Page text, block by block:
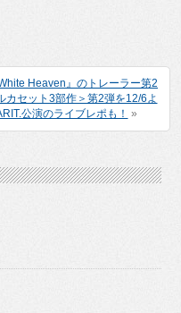
Heaven』のトレーラー第2
カセット3部作＞第2弾を12/6よ
公演のライブレポも！ »